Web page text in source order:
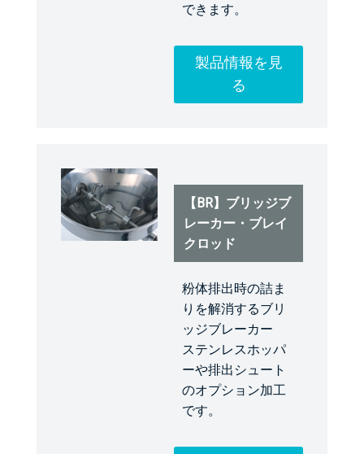
できます。
製品情報を見
る
【BR】ブリッジブ
レーカー・ブレイ
クロッド
粉体排出時の詰ま
りを解消するブリ
ッジブレーカー
ステンレスホッパ
ーや排出シュート
のオプション加工
です。